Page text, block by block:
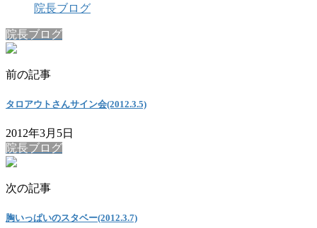
院長ブログ
院長ブログ
前の記事
タロアウトさんサイン会(2012.3.5)
2012年3月5日
院長ブログ
次の記事
胸いっぱいのスタベー(2012.3.7)